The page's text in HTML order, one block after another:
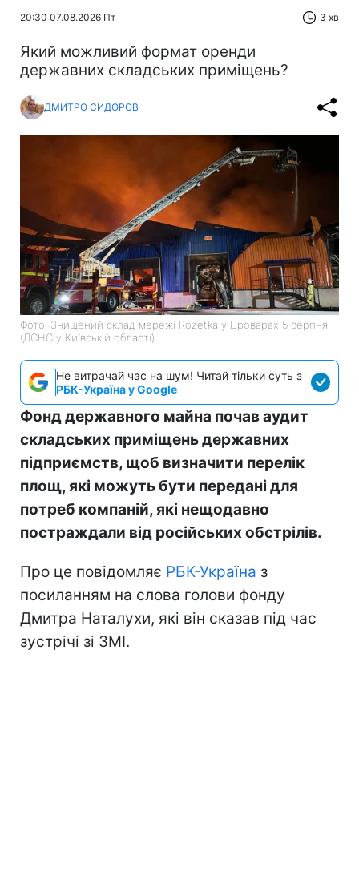
20:30 07.08.2026 Пт 3 хв
Який можливий формат оренди
державних складських приміщень?
ДМИТРО СИДОРОВ
Фото: Знищений склад мережі Rozetka у Броварах 5 серпня
(ДСНС у Київській області)
Не витрачай час на шум! Читай тільки суть з
РБК-Україна у Google
Фонд державного майна почав аудит
складських приміщень державних
підприємств, щоб визначити перелік
площ, які можуть бути передані для
потреб компаній, які нещодавно
постраждали від російських обстрілів.
Про це повідомляє РБК-Україна з
посиланням на слова голови фонду
Дмитра Наталухи, які він сказав під час
зустрічі зі ЗМІ.